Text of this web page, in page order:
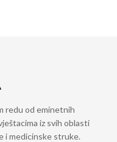
redu od eminetnih
iz svih oblasti
i medicinske struke.